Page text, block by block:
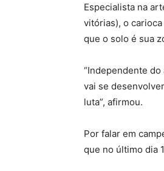
Especialista na
vitórias), o
que o solo é sua
“Independente
vai se
luta”, afirmou.
Por falar em
que no último dia